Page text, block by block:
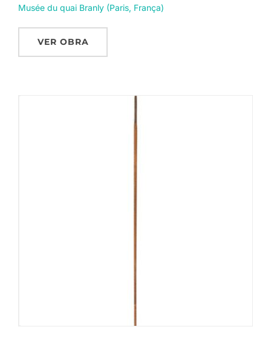
Musée du quai Branly (Paris, França)
VER OBRA